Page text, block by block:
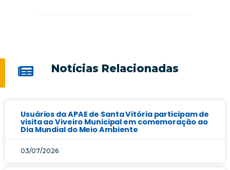
Notícias Relacionadas
Usuários da APAE de Santa Vitória participam de
visita ao Viveiro Municipal em comemoração ao
Dia Mundial do Meio Ambiente
03/07/2026